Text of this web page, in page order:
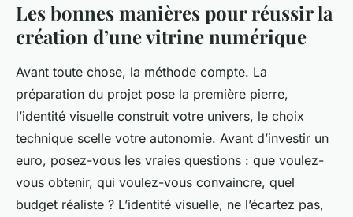
Les bonnes manières pour réussir la
création d’une vitrine numérique
Avant toute chose, la méthode compte. La
préparation du projet pose la première pierre,
l’identité visuelle construit votre univers, le choix
technique scelle votre autonomie. Avant d’investir un
euro, posez-vous les vraies questions : que voulez-
vous obtenir, qui voulez-vous convaincre, quel
budget réaliste ? L’identité visuelle, ne l’écartez pas,